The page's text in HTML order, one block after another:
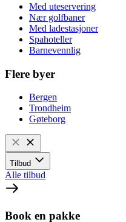
Med uteservering
Nær golfbaner
Med ladestasjoner
Spahoteller
Barnevennlig
Flere byer
Bergen
Trondheim
Gøteborg
Tilbud
Alle tilbud
Book en pakke